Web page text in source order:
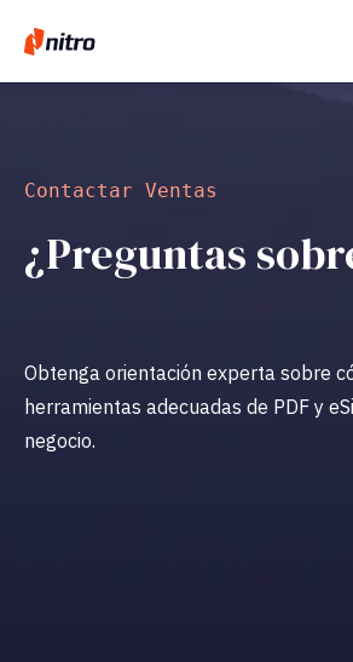
Contactar Ventas
¿Preguntas
Obtenga orientación experta sobre
herramientas adecuadas de PDF y
negocio.